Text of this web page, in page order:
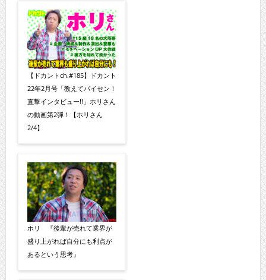
【ドカントch.#185】ドカント
22年2月号「教えてパイセン！
直撃インタビュー!!」ホリさん
の動画第2弾！【ホリさん
2/4】
ホリ 『後輩が売れて業界が
盛り上がれば自分にも利点が
あるという思考』